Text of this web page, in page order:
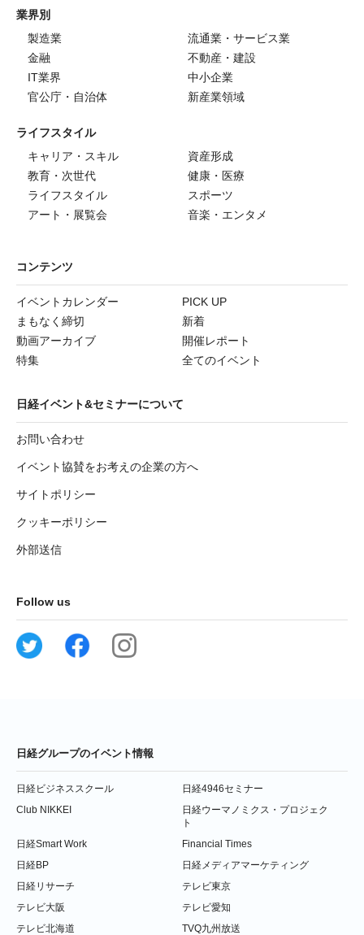
業界別
製造業
流通業・サービス業
金融
不動産・建設
IT業界
中小企業
官公庁・自治体
新産業領域
ライフスタイル
キャリア・スキル
資産形成
教育・次世代
健康・医療
ライフスタイル
スポーツ
アート・展覧会
音楽・エンタメ
コンテンツ
イベントカレンダー
PICK UP
まもなく締切
新着
動画アーカイブ
開催レポート
特集
全てのイベント
日経イベント&セミナーについて
お問い合わせ
イベント協賛をお考えの企業の方へ
サイトポリシー
クッキーポリシー
外部送信
Follow us
日経グループのイベント情報
日経ビジネススクール
日経4946セミナー
Club NIKKEI
日経ウーマノミクス・プロジェク
ト
日経Smart Work
Financial Times
日経BP
日経メディアマーケティング
日経リサーチ
テレビ東京
テレビ大阪
テレビ愛知
テレビ北海道
TVQ九州放送